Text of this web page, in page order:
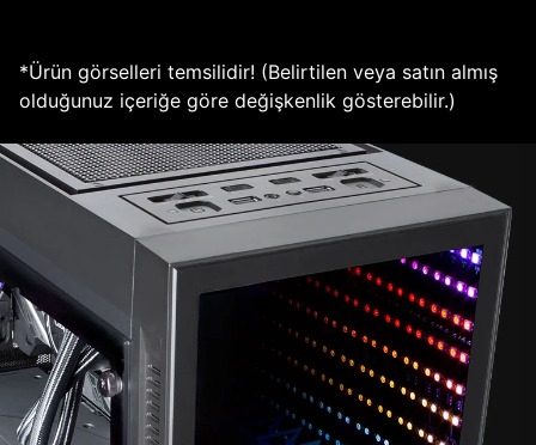
*Ürün görselleri temsilidir! (Belirtilen veya satın almış
olduğunuz içeriğe göre değişkenlik gösterebilir.)